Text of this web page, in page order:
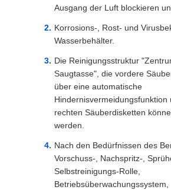
Ausgang der Luft blockieren
Korrosions-, Rost- und
Wasserbehälter.
Die Reinigungsstruktur
Saugtasse", die vordere
über eine automatische
Hindernisvermeidungsfunktion
rechten Säuberdisketten
werden.
Nach den Bedürfnissen des
Vorschuss-, Nachspritz-,
Selbstreinigungs-Rolle,
Betriebsüberwachungssystem,